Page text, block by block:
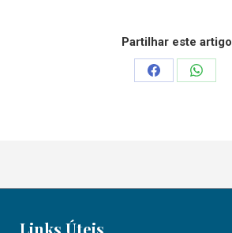
Partilhar este artigo
Links Úteis